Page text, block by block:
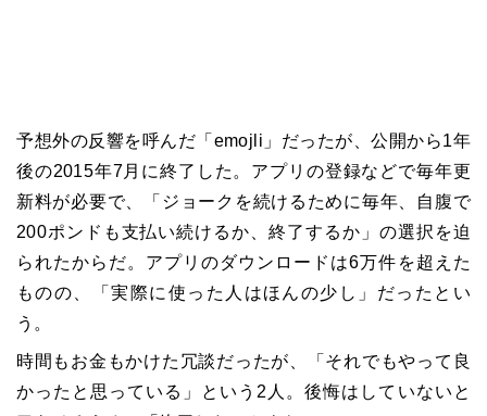
予想外の反響を呼んだ「emojli」だったが、公開から1年
後の2015年7月に終了した。アプリの登録などで毎年更
新料が必要で、「ジョークを続けるために毎年、自腹で
200ポンドも支払い続けるか、終了するか」の選択を迫
られたからだ。アプリのダウンロードは6万件を超えた
ものの、「実際に使った人はほんの少し」だったとい
う。
時間もお金もかけた冗談だったが、「それでもやって良
かったと思っている」という2人。後悔はしていないと